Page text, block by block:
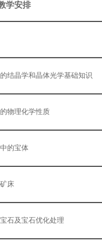
学安排
结晶学和晶体光学基础知识
物理化学性质
的宝体
床
石及宝石优化处理